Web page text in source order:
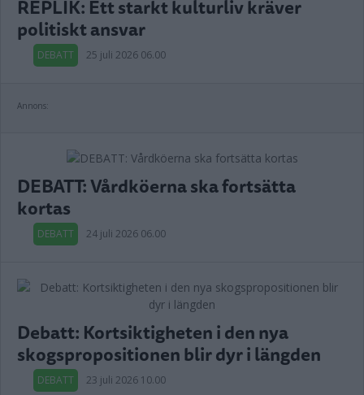
REPLIK: Ett starkt kulturliv kräver
politiskt ansvar
DEBATT 25 juli 2026 06.00
Annons:
DEBATT: Vårdköerna ska fortsätta
kortas
DEBATT 24 juli 2026 06.00
Debatt: Kortsiktigheten i den nya
skogspropositionen blir dyr i längden
DEBATT 23 juli 2026 10.00